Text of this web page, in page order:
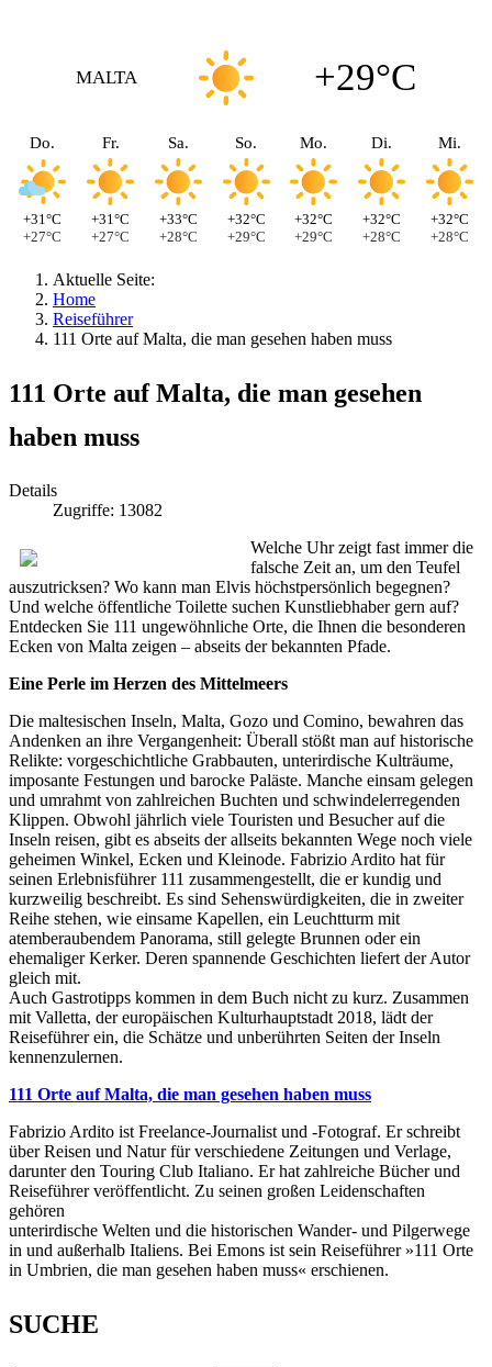
MALTA +29°C
Do.
+31°C
+27°C
Fr.
+31°C
+27°C
Sa.
+33°C
+28°C
So.
+32°C
+29°C
Mo.
+32°C
+29°C
Di.
+32°C
+28°C
Mi.
+32°C
+28°C
Aktuelle Seite:
Home
Reiseführer
111 Orte auf Malta, die man gesehen haben muss
111 Orte auf Malta, die man gesehen
haben muss
Details
Zugriffe: 13082
Welche Uhr zeigt fast immer die
falsche Zeit an, um den Teufel
auszutricksen? Wo kann man Elvis höchstpersönlich begegnen?
Und welche öffentliche Toilette suchen Kunstliebhaber gern auf?
Entdecken Sie 111 ungewöhnliche Orte, die Ihnen die besonderen
Ecken von Malta zeigen – abseits der bekannten Pfade.
Eine Perle im Herzen des Mittelmeers
Die maltesischen Inseln, Malta, Gozo und Comino, bewahren das
Andenken an ihre Vergangenheit: Überall stößt man auf historische
Relikte: vorgeschichtliche Grabbauten, unterirdische Kulträume,
imposante Festungen und barocke Paläste. Manche einsam gelegen
und umrahmt von zahlreichen Buchten und schwindelerregenden
Klippen. Obwohl jährlich viele Touristen und Besucher auf die
Inseln reisen, gibt es abseits der allseits bekannten Wege noch viele
geheimen Winkel, Ecken und Kleinode. Fabrizio Ardito hat für
seinen Erlebnisführer 111 zusammengestellt, die er kundig und
kurzweilig beschreibt. Es sind Sehenswürdigkeiten, die in zweiter
Reihe stehen, wie einsame Kapellen, ein Leuchtturm mit
atemberaubendem Panorama, still gelegte Brunnen oder ein
ehemaliger Kerker. Deren spannende Geschichten liefert der Autor
gleich mit.
Auch Gastrotipps kommen in dem Buch nicht zu kurz. Zusammen
mit Valletta, der europäischen Kulturhauptstadt 2018, lädt der
Reiseführer ein, die Schätze und unberührten Seiten der Inseln
kennenzulernen.
111 Orte auf Malta, die man gesehen haben muss
Fabrizio Ardito ist Freelance-Journalist und -Fotograf. Er schreibt
über Reisen und Natur für verschiedene Zeitungen und Verlage,
darunter den Touring Club Italiano. Er hat zahlreiche Bücher und
Reiseführer veröffentlicht. Zu seinen großen Leidenschaften
gehören
unterirdische Welten und die historischen Wander- und Pilgerwege
in und außerhalb Italiens. Bei Emons ist sein Reiseführer »111 Orte
in Umbrien, die man gesehen haben muss« erschienen.
SUCHE